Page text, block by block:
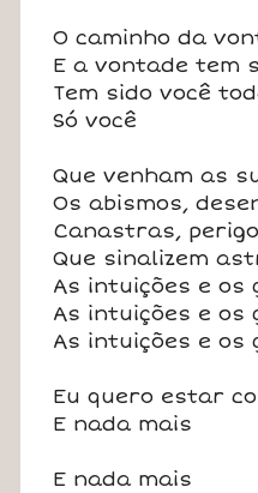
O caminho da
E a vontade tem
Tem sido você
Só você
Que venham as
Os abismos,
Canastras,
Que sinalizem
As intuições e os
As intuições e os
As intuições e os
Eu quero estar
E nada mais
E nada mais